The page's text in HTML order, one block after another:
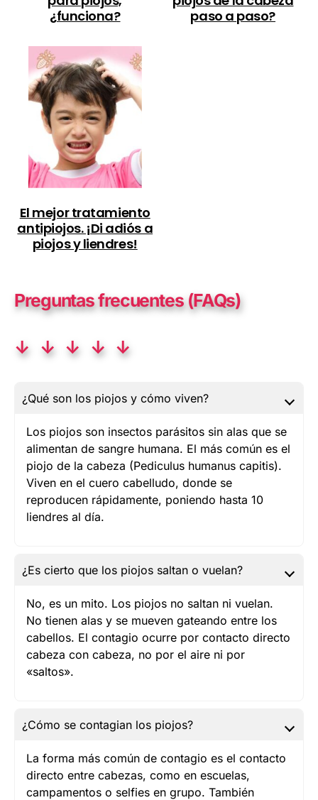
¿funciona?
paso a paso?
El mejor tratamiento
antipiojos. ¡Di adiós a
piojos y liendres!
Preguntas frecuentes (FAQs)
↓ ↓ ↓ ↓ ↓
¿Qué son los piojos y cómo viven?
Los piojos son insectos parásitos sin alas que se
alimentan de sangre humana. El más común es el
piojo de la cabeza (Pediculus humanus capitis).
Viven en el cuero cabelludo, donde se
reproducen rápidamente, poniendo hasta 10
liendres al día.
¿Es cierto que los piojos saltan o vuelan?
No, es un mito. Los piojos no saltan ni vuelan.
No tienen alas y se mueven gateando entre los
cabellos. El contagio ocurre por contacto directo
cabeza con cabeza, no por el aire ni por
«saltos».
¿Cómo se contagian los piojos?
La forma más común de contagio es el contacto
directo entre cabezas, como en escuelas,
campamentos o selfies en grupo. También